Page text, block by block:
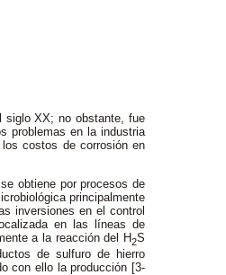
siglo XX; no obstante, fue
problemas en la industria
costos de corrosión en
obtiene por procesos de
principalmente
inversiones en el control
en las líneas de
a la reacción del H2S
de sulfuro de hierro
con ello la producción [3-